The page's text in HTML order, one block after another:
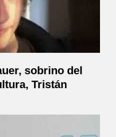
sobrino del
Tristán